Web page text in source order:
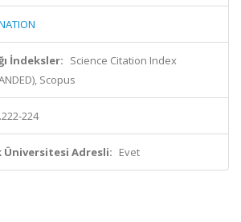
İndeksler: Science Citation Index
Scopus
224
Üniversitesi Adresli: Evet